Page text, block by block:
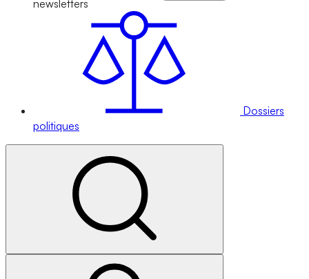
newsletters
Dossiers
politiques